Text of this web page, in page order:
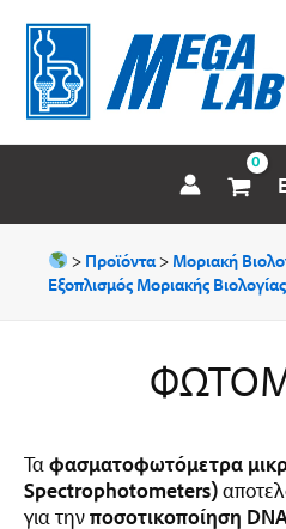
περιεχόμενο
> Προϊόντα> Μοριακή
Εξοπλισμός Μοριακής Βιολογίας
Τα φασματοφωτόμετρα
Spectrophotometers)
για τηνποσοτικοποίηση